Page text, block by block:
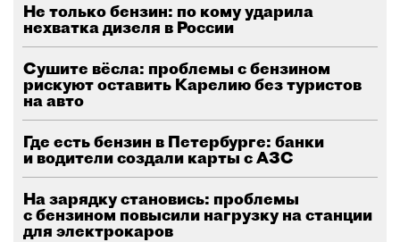
Не только бензин: по кому ударила
нехватка дизеля в России
Сушите вёсла: проблемы с бензином
рискуют оставить Карелию без туристов
на авто
Где есть бензин в Петербурге: банки
и водители создали карты с АЗС
На зарядку становись: проблемы
с бензином повысили нагрузку на станции
для электрокаров